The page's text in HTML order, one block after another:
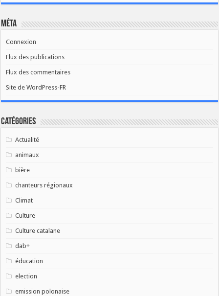
Méta
Connexion
Flux des publications
Flux des commentaires
Site de WordPress-FR
Catégories
Actualité
animaux
bière
chanteurs régionaux
Climat
Culture
Culture catalane
dab+
éducation
election
emission polonaise